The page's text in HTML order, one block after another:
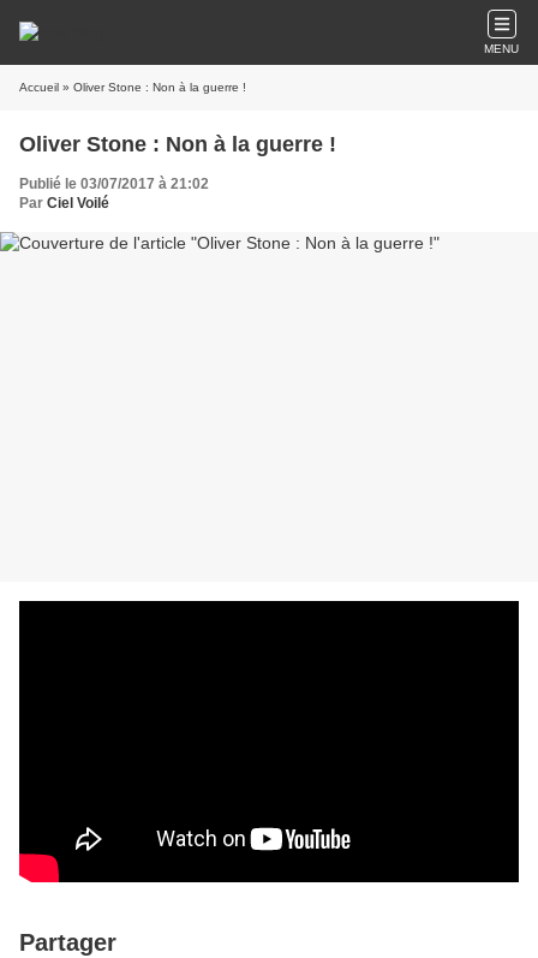
MENU
Accueil » Oliver Stone : Non à la guerre !
Oliver Stone : Non à la guerre !
Publié le 03/07/2017 à 21:02
Par Ciel Voilé
Partager